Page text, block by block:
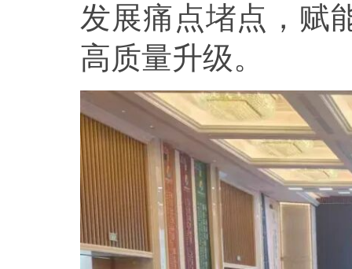
发展痛点堵点，赋
高质量升级。